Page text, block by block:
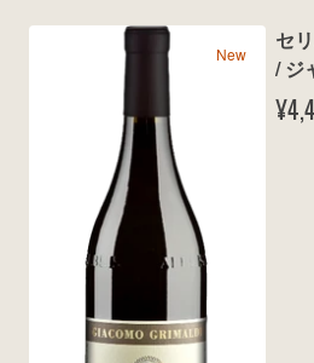
よくあるご質問
お問い合わせ
銘柄コード
New
セ
/ ジ